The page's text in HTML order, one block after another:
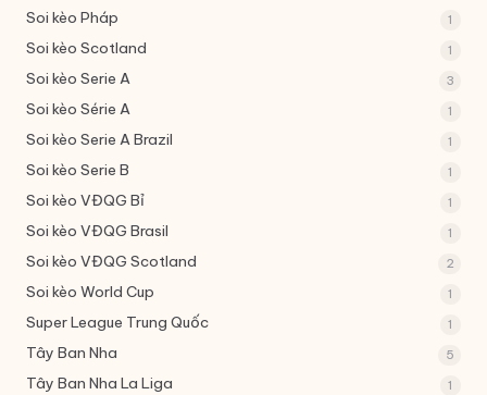
Soi kèo Pháp 1
Soi kèo Scotland 1
Soi kèo Serie A 3
Soi kèo Série A 1
Soi kèo Serie A Brazil 1
Soi kèo Serie B 1
Soi kèo VĐQG Bỉ 1
Soi kèo VĐQG Brasil 1
Soi kèo VĐQG Scotland 2
Soi kèo World Cup 1
Super League Trung Quốc 1
Tây Ban Nha 5
Tây Ban Nha La Liga 1